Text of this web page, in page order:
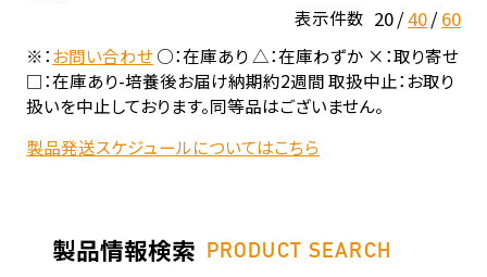
表示件数 20 40 60
※：お問い合わせ○：在庫あり △：在庫わずか ×：取り寄せ
□：在庫あり-培養後お届け納期約2週間 取扱中止：お取り
扱いを中止しております。同等品はございません。
製品発送スケジュールについてはこちら
製品情報検索 PRODUCT SEARCH